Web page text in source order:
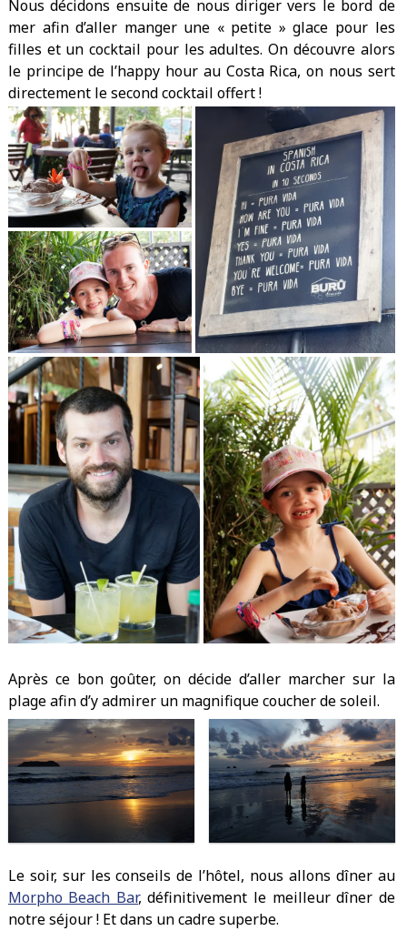
Nous décidons ensuite de nous diriger vers le bord de
mer afin d’aller manger une « petite » glace pour les
filles et un cocktail pour les adultes. On découvre alors
le principe de l’happy hour au Costa Rica, on nous sert
directement le second cocktail offert !
Après ce bon goûter, on décide d’aller marcher sur la
plage afin d’y admirer un magnifique coucher de soleil.
Le soir, sur les conseils de l’hôtel, nous allons dîner au
Morpho Beach Bar, définitivement le meilleur dîner de
notre séjour ! Et dans un cadre superbe.